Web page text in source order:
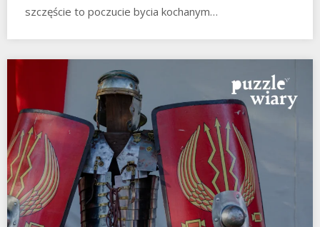
szczęście to poczucie bycia kochanym…